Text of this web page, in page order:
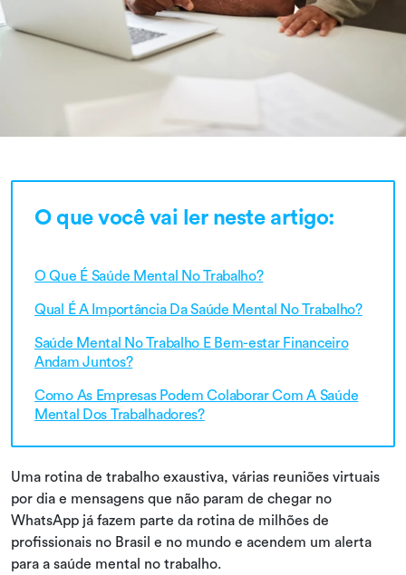
O que você vai ler neste artigo:
O Que É Saúde Mental No Trabalho?
Qual É A Importância Da Saúde Mental No Trabalho?
Saúde Mental No Trabalho E Bem-estar Financeiro
Andam Juntos?
Como As Empresas Podem Colaborar Com A Saúde
Mental Dos Trabalhadores?
Uma rotina de trabalho exaustiva, várias reuniões virtuais
por dia e mensagens que não param de chegar no
WhatsApp já fazem parte da rotina de milhões de
profissionais no Brasil e no mundo e acendem um alerta
para a saúde mental no trabalho.